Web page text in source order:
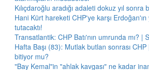
Kılıçdaroğlu aradığı adaleti dokuz yıl sonra
Hani Kürt hareketi CHP'ye karşı Erdoğan'ın
tutacaktı!
Transatlantik: CHP Batı'nın umrunda mı? |
Hafta Başı (83): Mutlak butlan sonrası CHP
bitiyor mu?
"Bay Kemal"in "ahlak kavgası" ne kadar